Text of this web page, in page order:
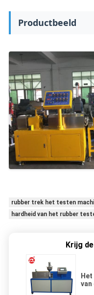
Productbeeld
rubber trek het testen
hardheid van het rubber
Krijg
van